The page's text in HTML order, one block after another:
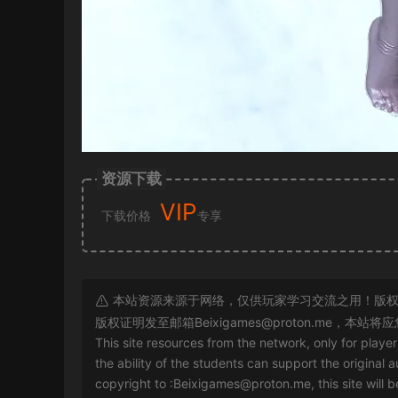
资源下载
下载价格 VIP专享
本站资源来源于网络，仅供玩家学习交流之用！版
版权证明发至邮箱Beixigames@proton.me ，本站将
This site resources from the network, only for
the ability of the students can support the original
copyright to :Beixigames@proton.me, this site will